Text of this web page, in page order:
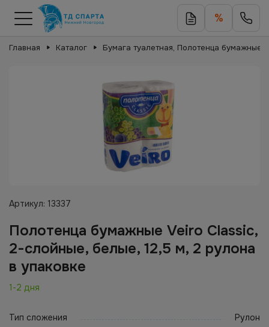
%
Главная Каталог Бумага туалетная, Полотенца бумажные
Артикул: 13337
Полотенца бумажные Veiro Classic,
2-слойные, белые, 12,5 м, 2 рулона
в упаковке
1-2 дня
Тип сложения
Рулон